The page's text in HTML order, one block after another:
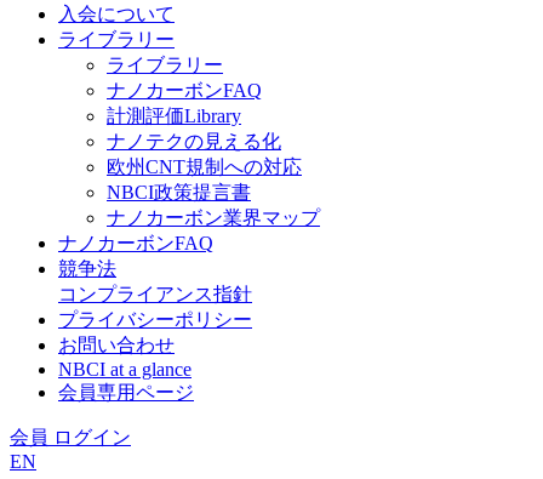
入会について
ライブラリー
ライブラリー
ナノカーボンFAQ
計測評価Library
ナノテクの見える化
欧州CNT規制への対応
NBCI政策提言書
ナノカーボン業界マップ
ナノカーボンFAQ
競争法
コンプライアンス指針
プライバシーポリシー
お問い合わせ
NBCI at a glance
会員専用ページ
会員 ログイン
EN